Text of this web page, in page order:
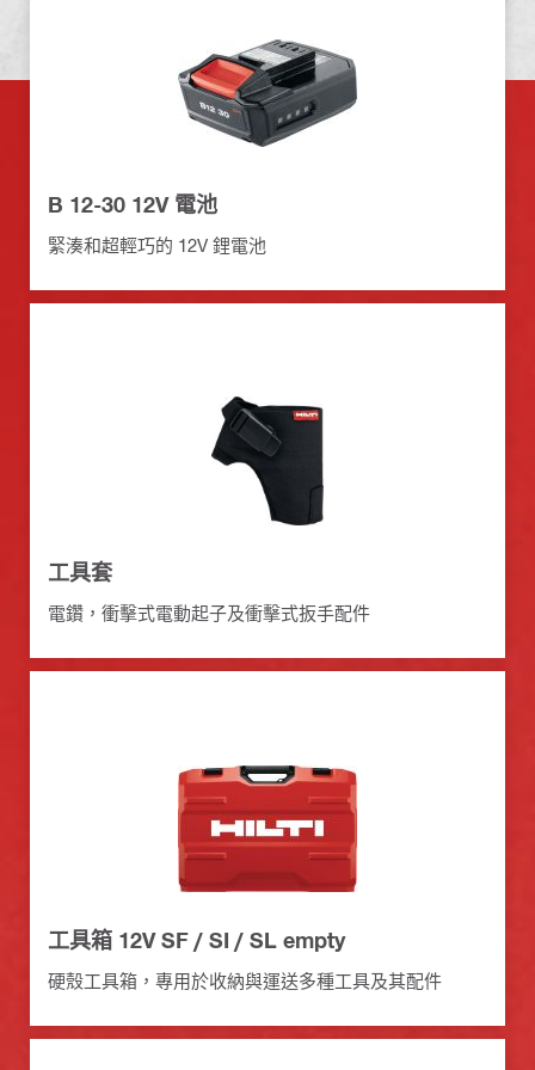
B 12-30 12V 電池
緊湊和超輕巧的 12V 鋰電池
工具套
電鑽，衝擊式電動起子及衝擊式扳手配件
工具箱 12V SF / SI / SL empty
硬殼工具箱，專用於收納與運送多種工具及其配件